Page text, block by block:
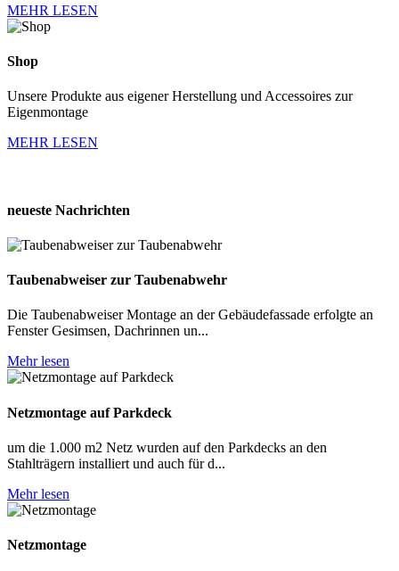
MEHR LESEN
Shop
Unsere Produkte aus eigener Herstellung und Accessoires zur
Eigenmontage
MEHR LESEN
neueste Nachrichten
Taubenabweiser zur Taubenabwehr
Die Taubenabweiser Montage an der Gebäudefassade erfolgte an
Fenster Gesimsen, Dachrinnen un...
Mehr lesen
Netzmontage auf Parkdeck
um die 1.000 m2 Netz wurden auf den Parkdecks an den
Stahlträgern installiert und auch für d...
Mehr lesen
Netzmontage